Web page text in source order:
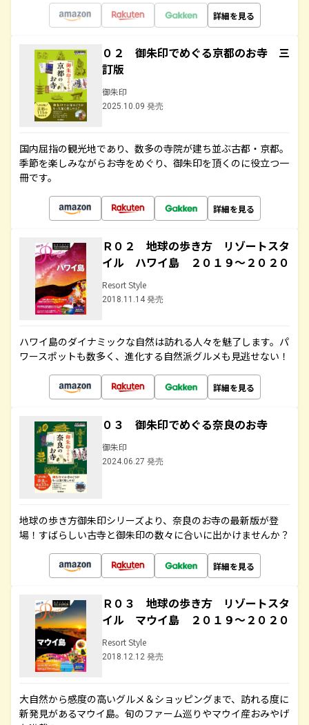
詳細を見る
０２ 御朱印でめぐる京都のお寺 三
訂版
御朱印
2025.10.09 発売
国内屈指の観光地であり、数多の寺院が建ち並ぶ古都・京都。
季節を楽しみながらお寺をめぐり、御朱印を頂くのに役立つ一
冊です。
詳細を見る
Ｒ０２ 地球の歩き方 リゾートスタ
イル ハワイ島 ２０１９～２０２０
Resort Style
2018.11.14 発売
ハワイ島のダイナミックな自然は訪れる人々を魅了します。パ
ワースポットも数多く、進化する自然派グルメも見逃せない！
詳細を見る
０３ 御朱印でめぐる奈良のお寺
御朱印
2024.06.27 発売
地球の歩き方御朱印シリーズより、奈良のお寺の最新版が登
場！すばらしい古寺と御朱印の数々に合いに出かけませんか？
詳細を見る
Ｒ０３ 地球の歩き方 リゾートスタ
イル マウイ島 ２０１９～２０２０
Resort Style
2018.12.12 発売
大自然から感度の高いグルメ＆ショッピングまで、訪れる度に
新発見があるマウイ島。旬のファーム巡りやマウイ産おみやげ